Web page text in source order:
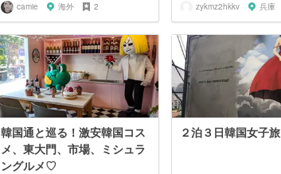
camie 海外 2 zykmz2hkkv 兵庫
韓国通と巡る！激安韓国コス
メ、東大門、市場、ミシュラ
ングルメ♡
２泊３日韓国女子旅